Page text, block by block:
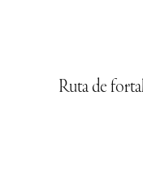
Ruta de